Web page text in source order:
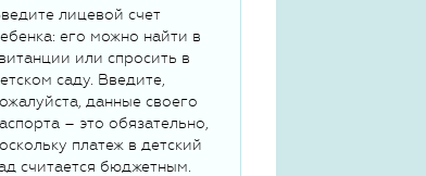
лицевой счет
его можно найти в
или спросить в
саду. Введите,
данные своего
– это обязательно,
платеж в детский
считается бюджетным.